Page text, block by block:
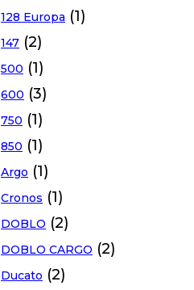
128 Europa (1)
147 (2)
500 (1)
600 (3)
750 (1)
850 (1)
Argo (1)
Cronos (1)
DOBLO (2)
DOBLO CARGO (2)
Ducato (2)